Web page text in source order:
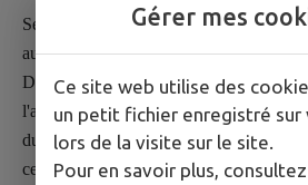
Selon la légende, une chapelle
aurait été remplacée au XVIème siècle
Deux moines cisterciens de l'abbaye
l'aurait faite reconstruire grâce à une
du village. Cependant, un texte de
certain Henri Augrin, noble, possédant
Gérer mes
Ce site web utilise des
un petit fichier enregistré
lors de la visite sur le site.
Pour en savoir plus,